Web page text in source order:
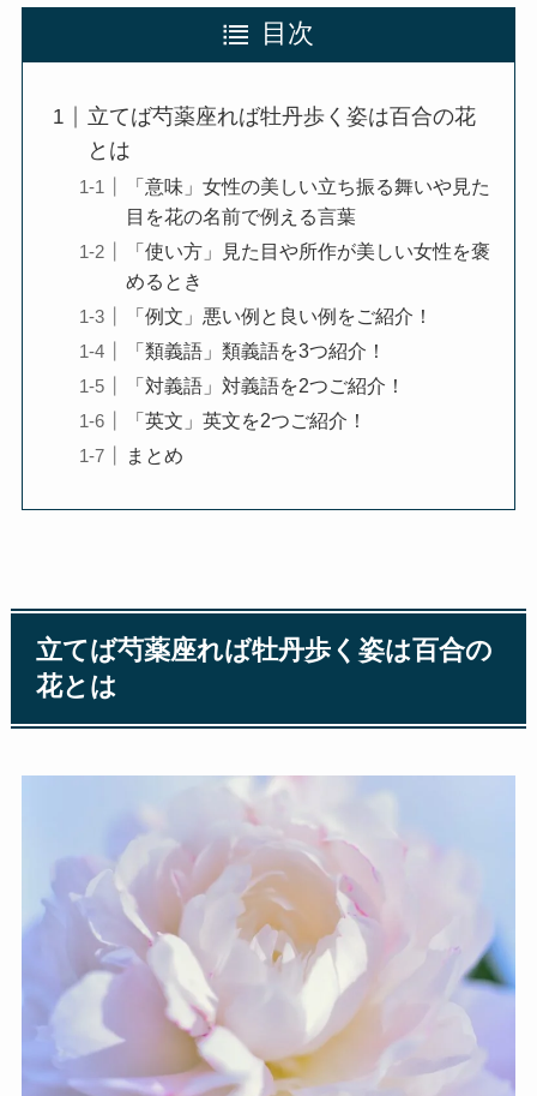
目次
立てば芍薬座れば牡丹歩く姿は百合の花
とは
「意味」女性の美しい立ち振る舞いや見た
目を花の名前で例える言葉
「使い方」見た目や所作が美しい女性を褒
めるとき
「例文」悪い例と良い例をご紹介！
「類義語」類義語を3つ紹介！
「対義語」対義語を2つご紹介！
「英文」英文を2つご紹介！
まとめ
立てば芍薬座れば牡丹歩く姿は百合の
花とは